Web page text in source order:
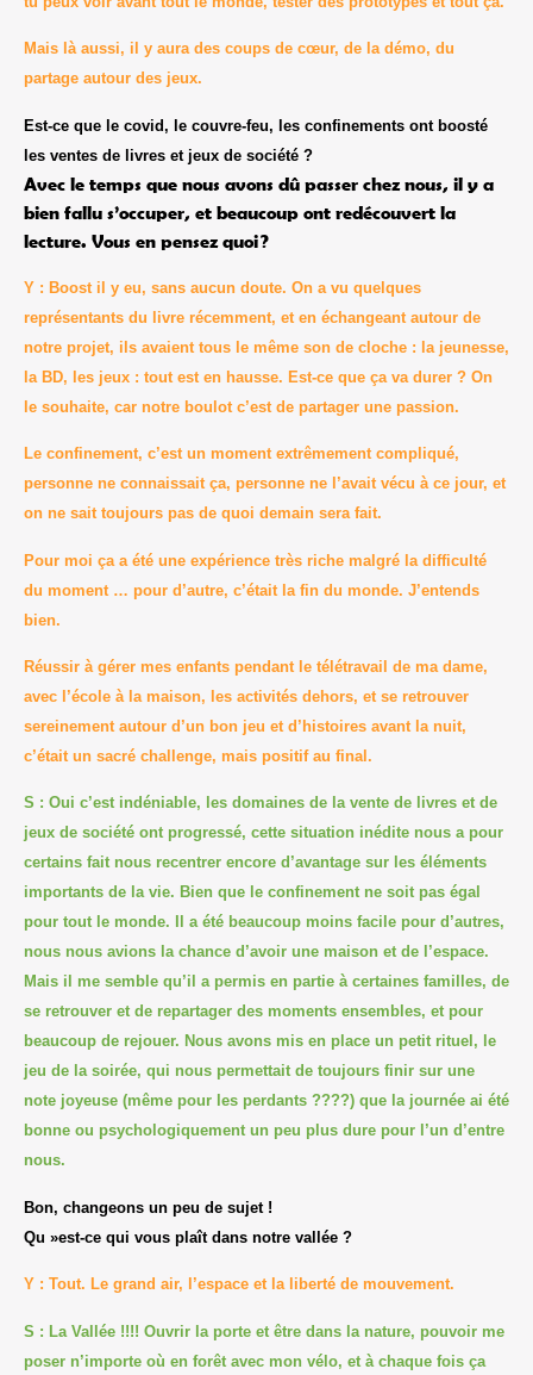
Mais là aussi, il y aura des coups de cœur, de la démo, du
partage autour des jeux.
Est-ce que le covid, le couvre-feu, les confinements ont boosté
les ventes de livres et jeux de société ?
Avec le temps que nous avons dû passer chez nous, il y a
bien fallu s’occuper, et beaucoup ont redécouvert la
lecture. Vous en pensez quoi ?
Y : Boost il y eu, sans aucun doute. On a vu quelques
représentants du livre récemment, et en échangeant autour de
notre projet, ils avaient tous le même son de cloche : la jeunesse,
la BD, les jeux : tout est en hausse. Est-ce que ça va durer ? On
le souhaite, car notre boulot c’est de partager une passion.
Le confinement, c’est un moment extrêmement compliqué,
personne ne connaissait ça, personne ne l’avait vécu à ce jour, et
on ne sait toujours pas de quoi demain sera fait.
Pour moi ça a été une expérience très riche malgré la difficulté
du moment … pour d’autre, c’était la fin du monde. J’entends
bien.
Réussir à gérer mes enfants pendant le télétravail de ma dame,
avec l’école à la maison, les activités dehors, et se retrouver
sereinement autour d’un bon jeu et d’histoires avant la nuit,
c’était un sacré challenge, mais positif au final.
S : Oui c’est indéniable, les domaines de la vente de livres et de
jeux de société ont progressé, cette situation inédite nous a pour
certains fait nous recentrer encore d’avantage sur les éléments
importants de la vie. Bien que le confinement ne soit pas égal
pour tout le monde. Il a été beaucoup moins facile pour d’autres,
nous nous avions la chance d’avoir une maison et de l’espace.
Mais il me semble qu’il a permis en partie à certaines familles, de
se retrouver et de repartager des moments ensembles, et pour
beaucoup de rejouer. Nous avons mis en place un petit rituel, le
jeu de la soirée, qui nous permettait de toujours finir sur une
note joyeuse (même pour les perdants ????) que la journée ai été
bonne ou psychologiquement un peu plus dure pour l’un d’entre
nous.
Bon, changeons un peu de sujet !
Qu »est-ce qui vous plaît dans notre vallée ?
Y : Tout. Le grand air, l’espace et la liberté de mouvement.
S : La Vallée !!!! Ouvrir la porte et être dans la nature, pouvoir me
poser n’importe où en forêt avec mon vélo, et à chaque fois ça